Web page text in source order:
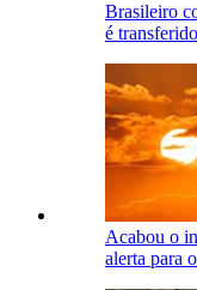
Brasileiro
é
Acabou o
alerta para